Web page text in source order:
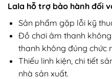
Lala hỗ trợ bảo hành đối
Sản phẩm gặp lỗi kỹ
Đồ chơi âm thanh
thanh không đúng chức
Thiếu linh kiện, chi tiết
nhà sản xuất.